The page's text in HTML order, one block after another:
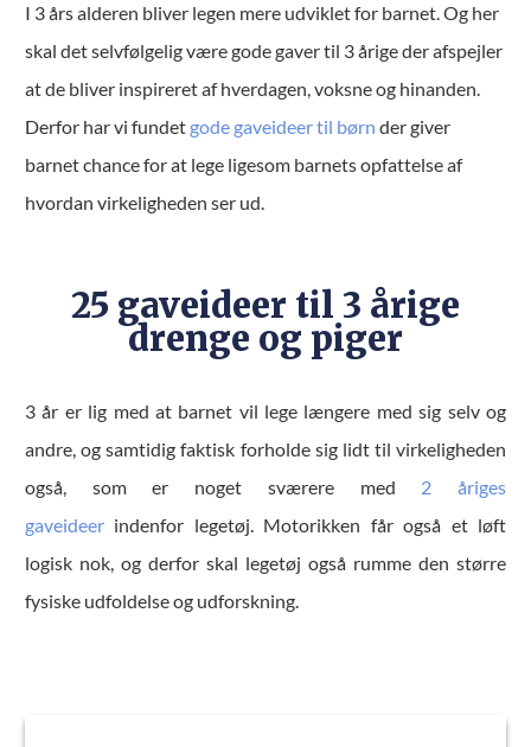
I 3 års alderen bliver legen mere udviklet for barnet. Og her
skal det selvfølgelig være gode gaver til 3 årige der afspejler
at de bliver inspireret af hverdagen, voksne og hinanden.
Derfor har vi fundet gode gaveideer til børn der giver
barnet chance for at lege ligesom barnets opfattelse af
hvordan virkeligheden ser ud.
25 gaveideer til 3 årige
drenge og piger
3 år er lig med at barnet vil lege længere med sig selv og
andre, og samtidig faktisk forholde sig lidt til virkeligheden
også, som er noget sværere med 2 åriges
gaveideer indenfor legetøj. Motorikken får også et løft
logisk nok, og derfor skal legetøj også rumme den større
fysiske udfoldelse og udforskning.